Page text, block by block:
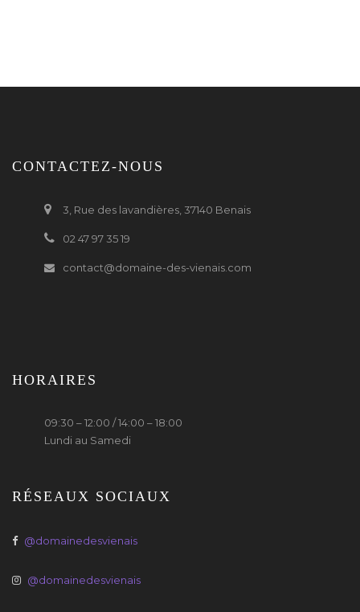
CONTACTEZ-NOUS
3, Rue des lavandières, 37140 Benais
02 47 97 35 19
contact@domaine-des-vienais.com
HORAIRES
09:30 – 12:00 / 14:00 – 18:00
Lundi au Samedi
RÉSEAUX SOCIAUX
@domainedesvienais
@domainedesvienais